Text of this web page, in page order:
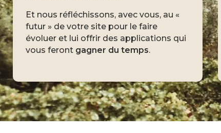
Et nous réfléchissons, avec vous, au «
futur » de votre site pour le faire
évoluer et lui offrir des applications qui
vous feront gagner du temps.